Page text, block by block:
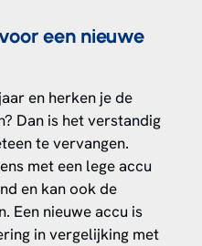
een nieuwe
en herken je de
Dan is het verstandig
te vervangen.
met een lege accu
en kan ook de
Een nieuwe accu is
in vergelijking met